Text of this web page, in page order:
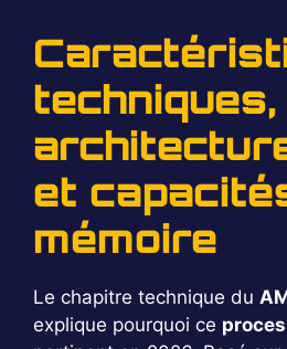
techniques,
et
mémoire
Le chapitre technique du
explique pourquoi ce